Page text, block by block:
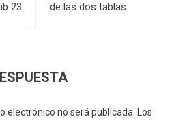
23
de las dos tablas
electrónico no será publicada. Los